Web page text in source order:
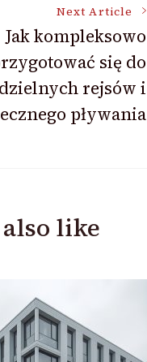
Next Article
Jak kompleksowo
się do
rejsów i
pływania
like